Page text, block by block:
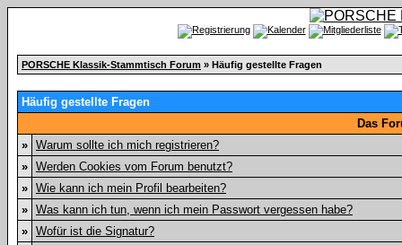
PORSCHE Klassik-Stammtisch Forum » Häufig gestellte Fragen
Häufig gestellte Fragen
Das
» Warum sollte ich mich registrieren?
» Werden Cookies vom Forum benutzt?
» Wie kann ich mein Profil bearbeiten?
» Was kann ich tun, wenn ich mein Passwort vergessen habe?
» Wofür ist die Signatur?